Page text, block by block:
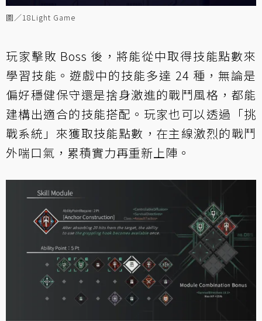
圖／18Light Game
玩家擊敗 Boss 後，將能從中取得技能點數來
學習技能。遊戲中的技能多達 24 種，無論是
偏好穩健保守還是捨身激進的戰鬥風格，都能
建構出適合的技能搭配。玩家也可以透過「挑
戰系統」來獲取技能點數，在主線激烈的戰鬥
外喘口氣，累積實力再重新上陣。